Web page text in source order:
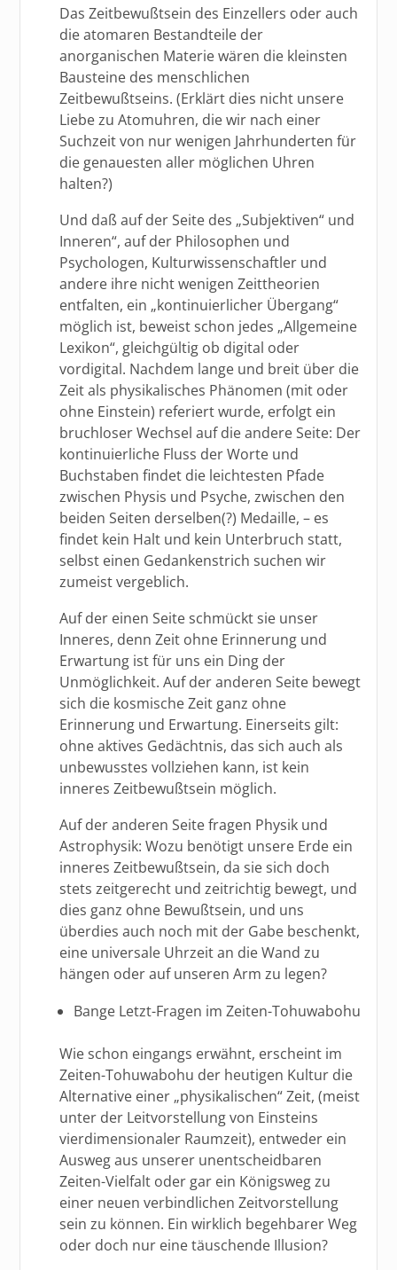
Das Zeitbewußtsein des Einzellers oder auch
die atomaren Bestandteile der
anorganischen Materie wären die kleinsten
Bausteine des menschlichen
Zeitbewußtseins. (Erklärt dies nicht unsere
Liebe zu Atomuhren, die wir nach einer
Suchzeit von nur wenigen Jahrhunderten für
die genauesten aller möglichen Uhren
halten?)
Und daß auf der Seite des „Subjektiven“ und
Inneren“, auf der Philosophen und
Psychologen, Kulturwissenschaftler und
andere ihre nicht wenigen Zeittheorien
entfalten, ein „kontinuierlicher Übergang“
möglich ist, beweist schon jedes „Allgemeine
Lexikon“, gleichgültig ob digital oder
vordigital. Nachdem lange und breit über die
Zeit als physikalisches Phänomen (mit oder
ohne Einstein) referiert wurde, erfolgt ein
bruchloser Wechsel auf die andere Seite: Der
kontinuierliche Fluss der Worte und
Buchstaben findet die leichtesten Pfade
zwischen Physis und Psyche, zwischen den
beiden Seiten derselben(?) Medaille, – es
findet kein Halt und kein Unterbruch statt,
selbst einen Gedankenstrich suchen wir
zumeist vergeblich.
Auf der einen Seite schmückt sie unser
Inneres, denn Zeit ohne Erinnerung und
Erwartung ist für uns ein Ding der
Unmöglichkeit. Auf der anderen Seite bewegt
sich die kosmische Zeit ganz ohne
Erinnerung und Erwartung. Einerseits gilt:
ohne aktives Gedächtnis, das sich auch als
unbewusstes vollziehen kann, ist kein
inneres Zeitbewußtsein möglich.
Auf der anderen Seite fragen Physik und
Astrophysik: Wozu benötigt unsere Erde ein
inneres Zeitbewußtsein, da sie sich doch
stets zeitgerecht und zeitrichtig bewegt, und
dies ganz ohne Bewußtsein, und uns
überdies auch noch mit der Gabe beschenkt,
eine universale Uhrzeit an die Wand zu
hängen oder auf unseren Arm zu legen?
Bange Letzt-Fragen im Zeiten-Tohuwabohu
Wie schon eingangs erwähnt, erscheint im
Zeiten-Tohuwabohu der heutigen Kultur die
Alternative einer „physikalischen“ Zeit, (meist
unter der Leitvorstellung von Einsteins
vierdimensionaler Raumzeit), entweder ein
Ausweg aus unserer unentscheidbaren
Zeiten-Vielfalt oder gar ein Königsweg zu
einer neuen verbindlichen Zeitvorstellung
sein zu können. Ein wirklich begehbarer Weg
oder doch nur eine täuschende Illusion?